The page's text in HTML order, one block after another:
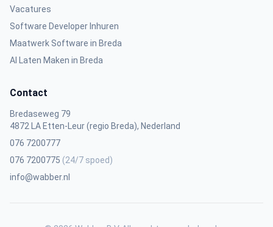
Vacatures
Software Developer Inhuren
Maatwerk Software in Breda
AI Laten Maken in Breda
Contact
Bredaseweg 79
4872 LA Etten-Leur (regio Breda), Nederland
076 7200777
076 7200775 (24/7 spoed)
info@wabber.nl